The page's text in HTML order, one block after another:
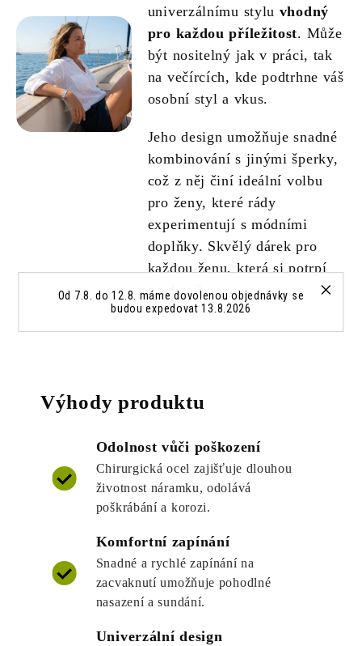
Od 7.8. do 12.8. máme dovolenou objednávky se
budou expedovat 13.8.2026
univerzálnímu stylu vhodný
pro každou příležitost. Může
být nositelný jak v práci, tak
na večírcích, kde podtrhne váš
osobní styl a vkus.
Jeho design umožňuje snadné
kombinování s jinými šperky,
což z něj činí ideální volbu
pro ženy, které rády
experimentují s módními
doplňky. Skvělý dárek pro
každou ženu, která si potrpí
na detail.
Výhody produktu
Odolnost vůči poškození
Chirurgická ocel zajišťuje dlouhou
životnost náramku, odolává
poškrábání a korozi.
Komfortní zapínání
Snadné a rychlé zapínání na
zacvaknutí umožňuje pohodlné
nasazení a sundání.
Univerzální design